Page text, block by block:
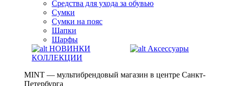
Средства для ухода за обувью
Сумки
Сумки на пояс
Шапки
Шарфы
НОВИНКИ
КОЛЛЕКЦИИ
Аксессуары
MINT — мультибрендовый магазин в центре Санкт-
Петербурга